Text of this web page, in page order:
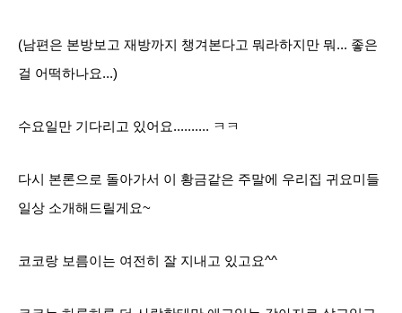
(남편은 본방보고 재방까지 챙겨본다고 뭐라하지만 뭐... 좋은
걸 어떡하나요...)
수요일만 기다리고 있어요.......... ㅋㅋ
다시 본론으로 돌아가서 이 황금같은 주말에 우리집 귀요미들
일상 소개해드릴게요~
코코랑 보름이는 여전히 잘 지내고 있고요^^